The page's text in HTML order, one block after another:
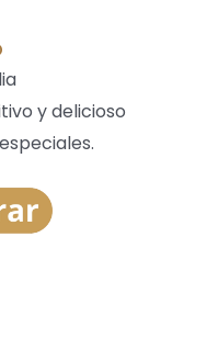
y delicioso